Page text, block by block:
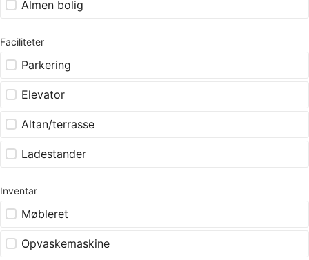
Almen bolig
Faciliteter
Parkering
Elevator
Altan/terrasse
Ladestander
Inventar
Møbleret
Opvaskemaskine